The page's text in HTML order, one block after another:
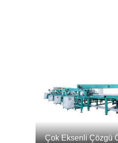
Çok Eksenli Çözgü